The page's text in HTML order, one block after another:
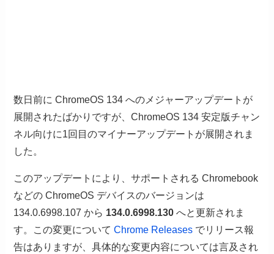
数日前に ChromeOS 134 へのメジャーアップデートが
展開されたばかりですが、ChromeOS 134 安定版チャン
ネル向けに1回目のマイナーアップデートが展開されま
した。
このアップデートにより、サポートされる Chromebook
などの ChromeOS デバイスのバージョンは
134.0.6998.107 から 134.0.6998.130 へと更新されま
す。この変更についてChrome Releases でリリース報
告はありますが、具体的な変更内容については言及され